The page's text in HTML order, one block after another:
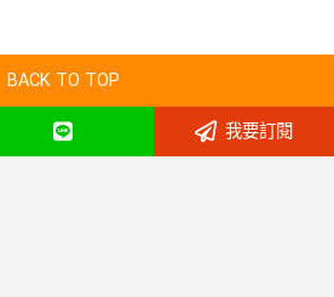
BACK TO TOP
我要訂閱